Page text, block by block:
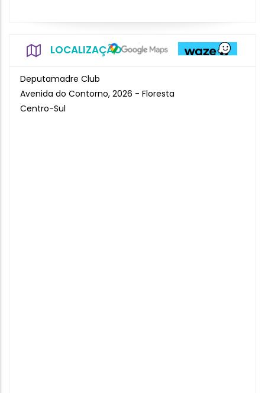
LOCALIZAÇÃO
Deputamadre Club
Avenida do Contorno, 2026 - Floresta
Centro-Sul